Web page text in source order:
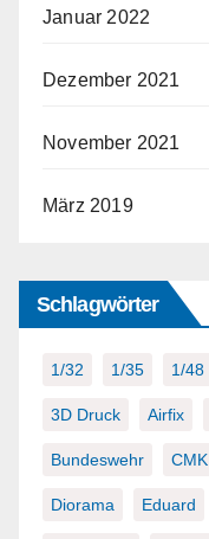
Januar 2022
Dezember 2021
November 2021
März 2019
Schlagwörter
1/32 1/35 1/48
3D Druck Airfix
Bundeswehr CMK
Diorama Eduard